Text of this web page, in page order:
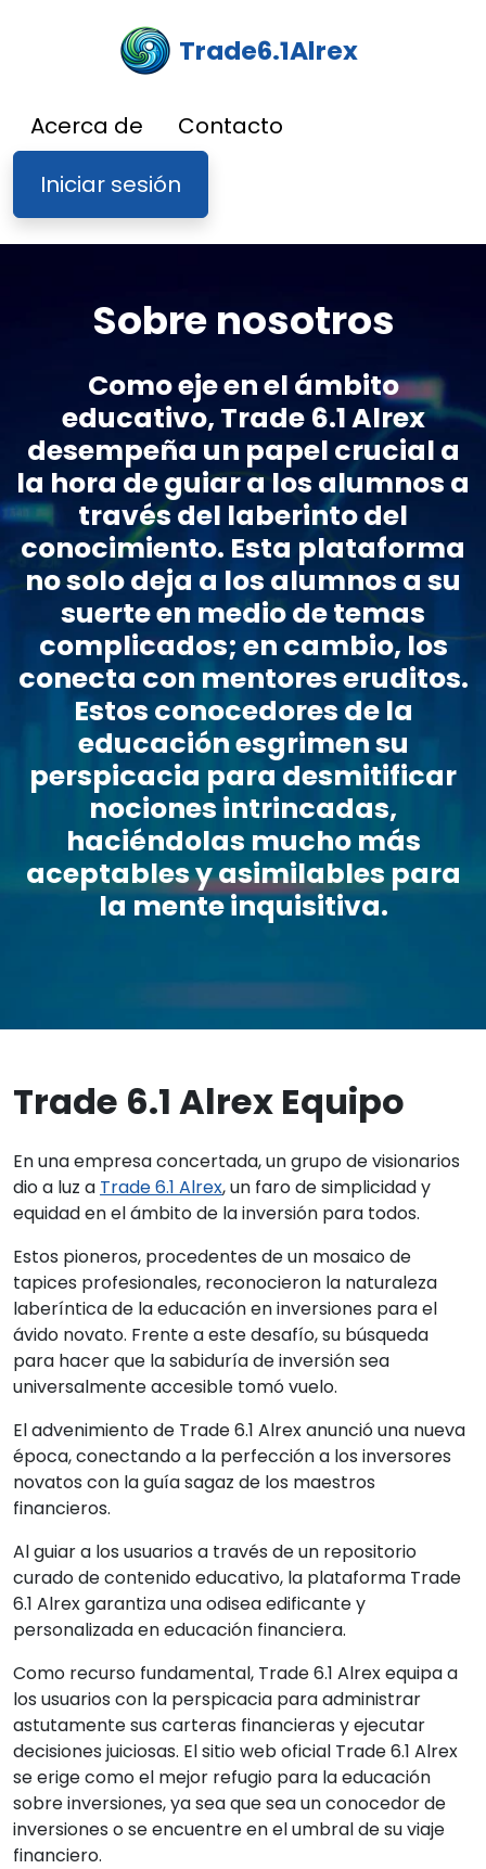
Trade6.1Alrex
Acerca de
Contacto
Iniciar sesión
Sobre nosotros
Como eje en el ámbito
educativo, Trade 6.1 Alrex
desempeña un papel crucial a
la hora de guiar a los alumnos a
través del laberinto del
conocimiento. Esta plataforma
no solo deja a los alumnos a su
suerte en medio de temas
complicados; en cambio, los
conecta con mentores eruditos.
Estos conocedores de la
educación esgrimen su
perspicacia para desmitificar
nociones intrincadas,
haciéndolas mucho más
aceptables y asimilables para
la mente inquisitiva.
Trade 6.1 Alrex Equipo
En una empresa concertada, un grupo de visionarios
dio a luz a Trade 6.1 Alrex, un faro de simplicidad y
equidad en el ámbito de la inversión para todos.
Estos pioneros, procedentes de un mosaico de
tapices profesionales, reconocieron la naturaleza
laberíntica de la educación en inversiones para el
ávido novato. Frente a este desafío, su búsqueda
para hacer que la sabiduría de inversión sea
universalmente accesible tomó vuelo.
El advenimiento de Trade 6.1 Alrex anunció una nueva
época, conectando a la perfección a los inversores
novatos con la guía sagaz de los maestros
financieros.
Al guiar a los usuarios a través de un repositorio
curado de contenido educativo, la plataforma Trade
6.1 Alrex garantiza una odisea edificante y
personalizada en educación financiera.
Como recurso fundamental, Trade 6.1 Alrex equipa a
los usuarios con la perspicacia para administrar
astutamente sus carteras financieras y ejecutar
decisiones juiciosas. El sitio web oficial Trade 6.1 Alrex
se erige como el mejor refugio para la educación
sobre inversiones, ya sea que sea un conocedor de
inversiones o se encuentre en el umbral de su viaje
financiero.